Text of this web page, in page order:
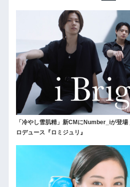
「冷やし雪肌精」新CMにNumber_iが登
ロデュース『ロミジュリ』